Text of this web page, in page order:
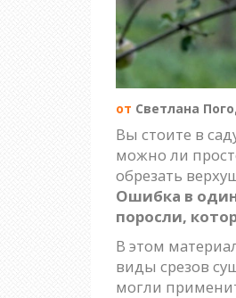
от Светлана
Вы стоите в
можно ли
обрезать
Ошибка в
поросли,
В этом
виды срезов
могли